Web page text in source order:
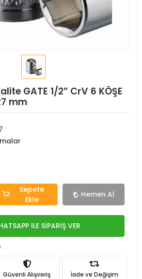
GATE 1/2” CrV 6 KÖŞE
mm
Sepete
Ekle
Hemen Al
İLE SİPARİŞ VER
Güvenli Alışveriş İade ve Değişim